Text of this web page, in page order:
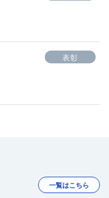
表彰
一覧はこちら